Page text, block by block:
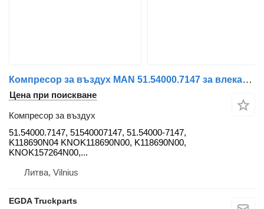
Компресор за въздух MAN 51.54000.7147 за влекач MAN
Цена при поискване
Компресор за въздух
51.54000.7147, 51540007147, 51.54000-7147,
K118690N04 KNOK118690N00, K118690N00,
KNOK157264N00,...
Литва, Vilnius
EGDA Truckparts